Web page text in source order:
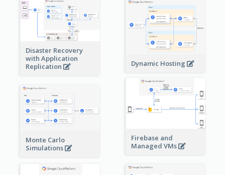
Disaster Recovery
with Application
Replication
Dynamic Hosting
Firebase and
Managed VMs
Monte Carlo
Simulations